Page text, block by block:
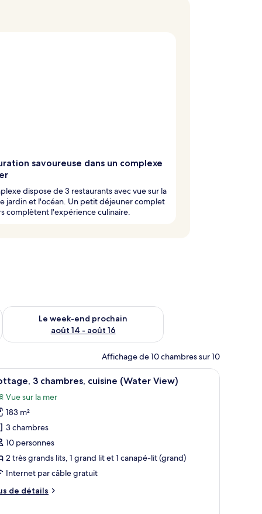
savoureuse dans un complexe
dispose de 3 restaurants avec vue sur la
jardin et l'océan. Un petit déjeuner complet
complètent l'expérience culinaire.
août 7 - août 9
Le week-end prochain
août 14 - août 16
Vérifier la disponibilité pour le week-end prochain août 14 -
Affichage de 10 chambres sur 10
au mur.
s’asseoir, avec vue sur l’océan.
:
Un salon spacieux doté d’une cheminée, de
14 3 chambres, cuisine (Water View)
Vue sur la mer
183 m²
3 chambres
10 personnes
2 très grands lits, 1 grand lit et 1 canapé-lit (grand)
Internet par câble gratuit
de détails